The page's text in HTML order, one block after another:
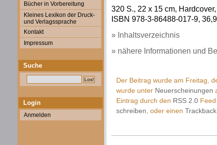
Bücher in Vorbereitung
Kleines Lexikon der Druck-
und Verlagssprache
Kontakt
Impressum
Suche
Login
Anmelden
320 S., 22 x 15 cm,
ISBN 978-3-86488-017-9,
» Inhaltsverzeichnis
» nähere Informationen und
Der Beitrag wurde am Freitag,
wurde unter Neuerscheinungen
Eintrag durch den RSS 2.0
schreiben , oder einen Trackback